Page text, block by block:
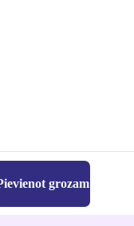
grozam